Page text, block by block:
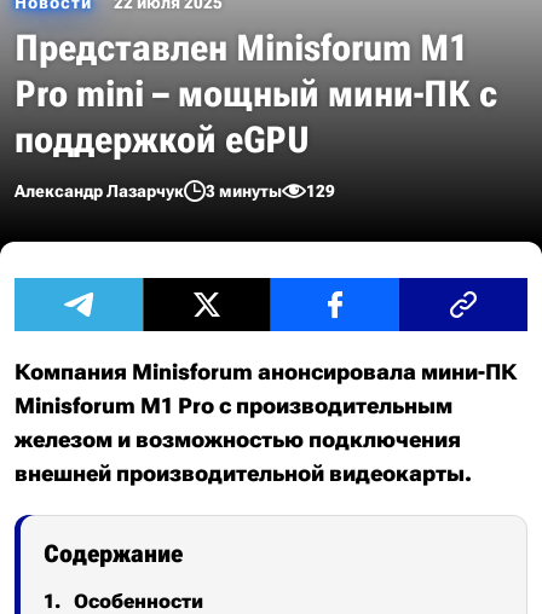
Представлен Minisforum M1
Pro mini – мощный мини-ПК с
поддержкой eGPU
Александр Лазарчук 3 минуты 129
Компания Minisforum анонсировала мини-ПК
Minisforum M1 Pro с производительным
железом и возможностью подключения
внешней производительной видеокарты.
Содержание
Особенности